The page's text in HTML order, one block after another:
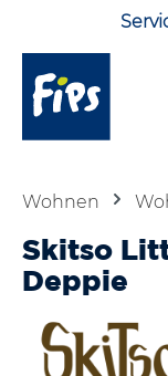
Zum Hauptinhalt
Wohnen
Skitso
Deppie